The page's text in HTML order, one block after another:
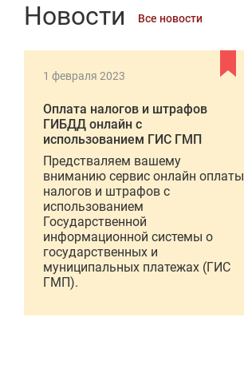
Новости Все новости
1 февраля 2023
Оплата налогов и штрафов
ГИБДД онлайн с
использованием ГИС ГМП
Предстваляем вашему
вниманию сервис онлайн оплаты
налогов и штрафов с
использованием
Государственной
информационной системы о
государственных и
муниципальных платежах (ГИС
ГМП).